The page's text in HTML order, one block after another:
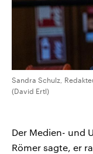
Sandra Schulz,
(David Ertl)
Der Medien- und
Römer sagte, er